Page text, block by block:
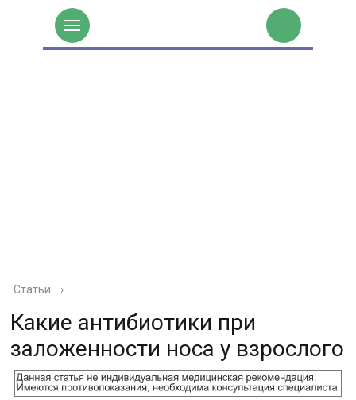
Статьи ›
Какие антибиотики при
заложенности носа у взрослого